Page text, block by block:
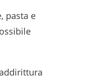
pasta e